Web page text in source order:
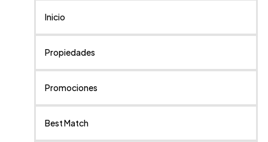
Inicio
Propiedades
Promociones
Best Match